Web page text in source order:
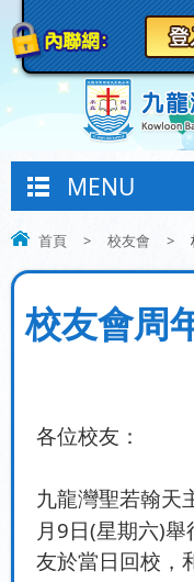
MENU
首頁 > 校友會 >
校友會周
各位校友：
九龍灣聖若翰天
月 9 日(星期六)舉
友於當日回校，